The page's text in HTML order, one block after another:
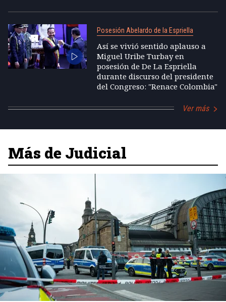
Posesión Abelardo de la Espriella
Así se vivió sentido aplauso a
Miguel Uribe Turbay en
posesión de De La Espriella
durante discurso del presidente
del Congreso: "Renace Colombia"
Ver más
Más de Judicial